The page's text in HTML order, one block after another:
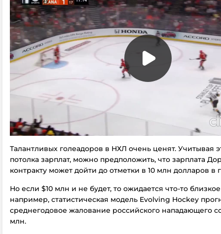
Талантливых голеадоров в НХЛ очень ценят. Учитывая
потолка зарплат, можно предположить, что зарплата
контракту может дойти до отметки в 10 млн долларов в
Но если $10 млн и не будет, то ожидается что-то
например, статистическая модель Evolving Hockey
среднегодовое жалование российского нападающего
млн.